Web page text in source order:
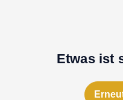
Etwas ist